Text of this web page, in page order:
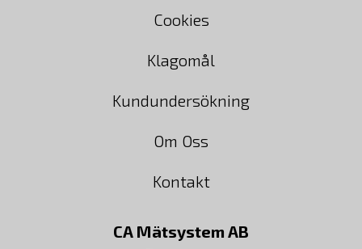
Cookies
Klagomål
Kundundersökning
Om Oss
Kontakt
CA Mätsystem AB